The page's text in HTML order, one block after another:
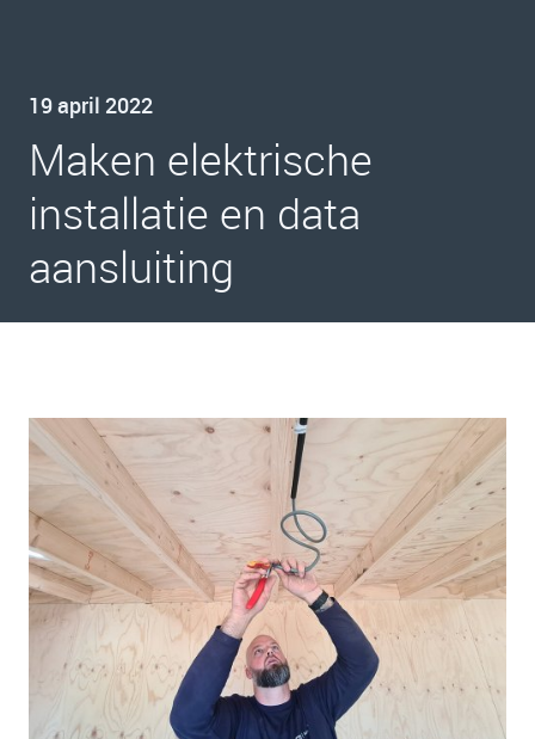
19 april 2022
Maken elektrische
installatie en data
aansluiting